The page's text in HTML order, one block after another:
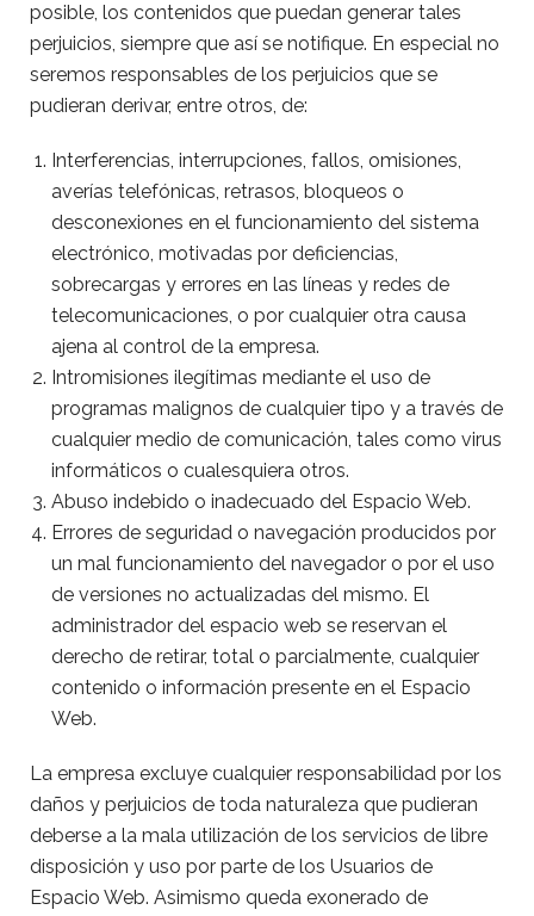
posible, los contenidos que puedan generar tales
perjuicios, siempre que así se notifique. En especial no
seremos responsables de los perjuicios que se
pudieran derivar, entre otros, de:
Interferencias, interrupciones, fallos, omisiones,
averías telefónicas, retrasos, bloqueos o
desconexiones en el funcionamiento del sistema
electrónico, motivadas por deficiencias,
sobrecargas y errores en las líneas y redes de
telecomunicaciones, o por cualquier otra causa
ajena al control de la empresa.
Intromisiones ilegítimas mediante el uso de
programas malignos de cualquier tipo y a través de
cualquier medio de comunicación, tales como virus
informáticos o cualesquiera otros.
Abuso indebido o inadecuado del Espacio Web.
Errores de seguridad o navegación producidos por
un mal funcionamiento del navegador o por el uso
de versiones no actualizadas del mismo. El
administrador del espacio web se reservan el
derecho de retirar, total o parcialmente, cualquier
contenido o información presente en el Espacio
Web.
La empresa excluye cualquier responsabilidad por los
daños y perjuicios de toda naturaleza que pudieran
deberse a la mala utilización de los servicios de libre
disposición y uso por parte de los Usuarios de
Espacio Web. Asimismo queda exonerado de